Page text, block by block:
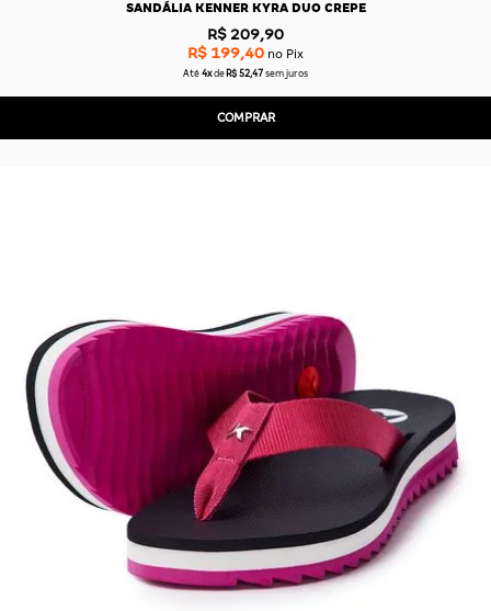
SANDÁLIA KENNER KYRA DUO CREPE
R$ 209,90
R$ 199,40 no Pix
Até 4x de R$ 52,47 sem juros
COMPRAR